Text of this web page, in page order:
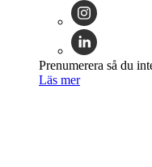
Prenumerera så du
Läs mer